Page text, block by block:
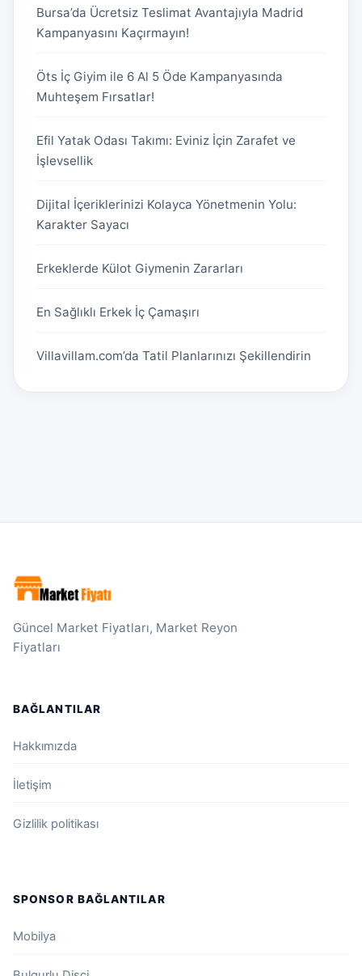
Bursa’da Ücretsiz Teslimat Avantajıyla Madrid
Kampanyasını Kaçırmayın!
Öts İç Giyim ile 6 Al 5 Öde Kampanyasında
Muhteşem Fırsatlar!
Efil Yatak Odası Takımı: Eviniz İçin Zarafet ve
İşlevsellik
Dijital İçeriklerinizi Kolayca Yönetmenin Yolu:
Karakter Sayacı
Erkeklerde Külot Giymenin Zararları
En Sağlıklı Erkek İç Çamaşırı
Villavillam.com’da Tatil Planlarınızı Şekillendirin
Güncel Market Fiyatları, Market Reyon
Fiyatları
BAĞLANTILAR
Hakkımızda
İletişim
Gizlilik politikası
SPONSOR BAĞLANTILAR
Mobilya